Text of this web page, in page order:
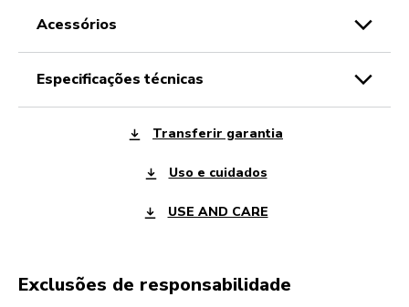
acessórios
especificações técnicas
Transferir garantia
Uso e cuidados
USE AND CARE
Exclusões de responsabilidade